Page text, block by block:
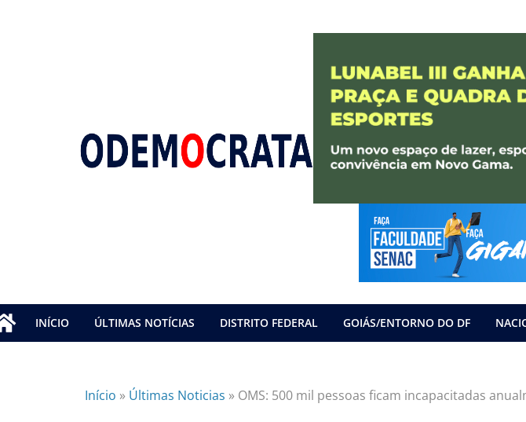
INÍCIO ÚLTIMAS NOTÍCIAS DISTRITO FEDERAL GOIÁS/ENTORNO DO DF
Início » Últimas Noticias » OMS: 500 mil pessoas ficam incapacitadas